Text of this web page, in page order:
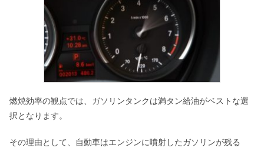
燃焼効率の観点では、ガソリンタンクは満タン給油がベストな選
択となります。
その理由として、自動車はエンジンに噴射したガソリンが残る